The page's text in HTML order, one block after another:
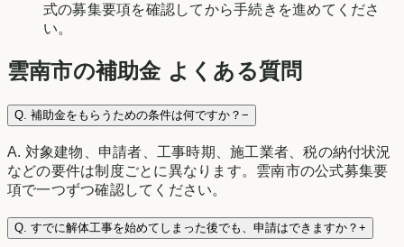
式の募集要項を確認してから手続きを進めてくださ
い。
雲南市の補助金 よくある質問
Q. 補助金をもらうための条件は何ですか？ −
A. 対象建物、申請者、工事時期、施工業者、税の納付状況
などの要件は制度ごとに異なります。雲南市の公式募集要
項で一つずつ確認してください。
Q. すでに解体工事を始めてしまった後でも、申請はできますか？ +